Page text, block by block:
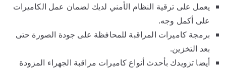
يعمل على ترقية النظام الأمني لديك لضمان عمل الكاميرات
على أكمل وجه.
برمجة كاميرات المراقبة للمحافظة على جودة الصورة حتى
بعد التخزين.
أيضا تزويدك بأحدث أنواع كاميرات مراقبة الجهراء المزودة